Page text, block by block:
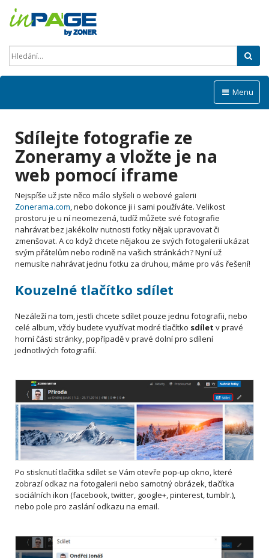
Menu
Sdílejte fotografie ze
Zoneramy a vložte je na
web pomocí iframe
Nejspíše už jste něco málo slyšeli o webové galerii
Zonerama.com, nebo dokonce ji i sami používáte. Velikost
prostoru je u ní neomezená, tudíž můžete své fotografie
nahrávat bez jakékoliv nutnosti fotky nějak upravovat či
zmenšovat. A co když chcete nějakou ze svých fotogalerií ukázat
svým přátelům nebo rodině na vašich stránkách? Nyní už
nemusíte nahrávat jednu fotku za druhou, máme pro vás řešení!
Kouzelné tlačítko sdílet
Nezáleží na tom, jestli chcete sdílet pouze jednu fotografii, nebo
celé album, vždy budete využívat modré tlačítko sdílet v pravé
horní části stránky, popřípadě v pravé dolní pro sdílení
jednotlivých fotografií.
Po stisknutí tlačítka sdílet se Vám otevře pop-up okno, které
zobrazí odkaz na fotogalerii nebo samotný obrázek, tlačítka
sociálních ikon (facebook, twitter, google+, pinterest, tumblr.),
nebo pole pro zaslání odkazu na email.